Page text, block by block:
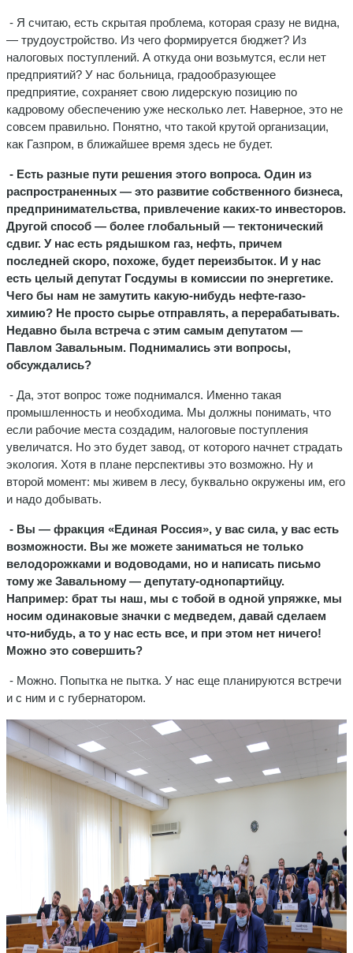
- Я считаю, есть скрытая проблема, которая сразу не видна,
— трудоустройство. Из чего формируется бюджет? Из
налоговых поступлений. А откуда они возьмутся, если нет
предприятий? У нас больница, градообразующее
предприятие, сохраняет свою лидерскую позицию по
кадровому обеспечению уже несколько лет. Наверное, это не
совсем правильно. Понятно, что такой крутой организации,
как Газпром, в ближайшее время здесь не будет.
- Есть разные пути решения этого вопроса. Один из
распространенных — это развитие собственного бизнеса,
предпринимательства, привлечение каких-то инвесторов.
Другой способ — более глобальный — тектонический
сдвиг. У нас есть рядышком газ, нефть, причем
последней скоро, похоже, будет переизбыток. И у нас
есть целый депутат Госдумы в комиссии по энергетике.
Чего бы нам не замутить какую-нибудь нефте-газо-
химию? Не просто сырье отправлять, а перерабатывать.
Недавно была встреча с этим самым депутатом —
Павлом Завальным. Поднимались эти вопросы,
обсуждались?
- Да, этот вопрос тоже поднимался. Именно такая
промышленность и необходима. Мы должны понимать, что
если рабочие места создадим, налоговые поступления
увеличатся. Но это будет завод, от которого начнет страдать
экология. Хотя в плане перспективы это возможно. Ну и
второй момент: мы живем в лесу, буквально окружены им, его
и надо добывать.
- Вы — фракция «Единая Россия», у вас сила, у вас есть
возможности. Вы же можете заниматься не только
велодорожками и водоводами, но и написать письмо
тому же Завальному — депутату-однопартийцу.
Например: брат ты наш, мы с тобой в одной упряжке, мы
носим одинаковые значки с медведем, давай сделаем
что-нибудь, а то у нас есть все, и при этом нет ничего!
Можно это совершить?
- Можно. Попытка не пытка. У нас еще планируются встречи
и с ним и с губернатором.